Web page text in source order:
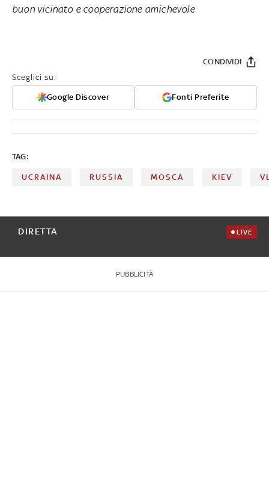
buon vicinato e cooperazione amichevole
Sceglici su:
Google Discover Fonti Preferite
CONDIVIDI
TAG:
UCRAINA RUSSIA MOSCA KIEV
DIRETTA LIVE
PUBBLICITÀ